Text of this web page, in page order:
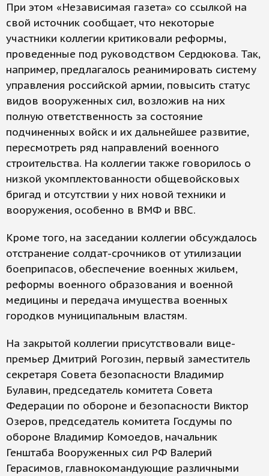
При этом «Независимая газета» со ссылкой на
свой источник сообщает, что некоторые
участники коллегии критиковали реформы,
проведенные под руководством Сердюкова. Так,
например, предлагалось реанимировать систему
управления российской армии, повысить статус
видов вооруженных сил, возложив на них
полную ответственность за состояние
подчиненных войск и их дальнейшее развитие,
пересмотреть ряд направлений военного
строительства. На коллегии также говорилось о
низкой укомплектованности общевойсковых
бригад и отсутствии у них новой техники и
вооружения, особенно в ВМФ и ВВС.
Кроме того, на заседании коллегии обсуждалось
отстранение солдат-срочников от утилизации
боеприпасов, обеспечение военных жильем,
реформы военного образования и военной
медицины и передача имущества военных
городков муниципальным властям.
На закрытой коллегии присутствовали вице-
премьер Дмитрий Рогозин, первый заместитель
секретаря Совета безопасности Владимир
Булавин, председатель комитета Совета
Федерации по обороне и безопасности Виктор
Озеров, председатель комитета Госдумы по
обороне Владимир Комоедов, начальник
Генштаба Вооруженных сил РФ Валерий
Герасимов, главнокомандующие различными